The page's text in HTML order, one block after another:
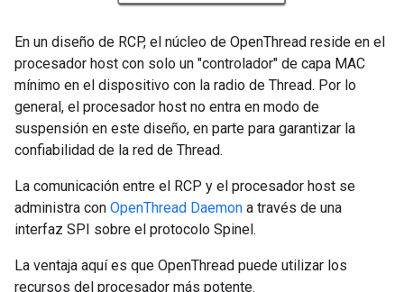
En un diseño de RCP, el núcleo de OpenThread reside en el
procesador host con solo un "controlador" de capa MAC
mínimo en el dispositivo con la radio de Thread. Por lo
general, el procesador host no entra en modo de
suspensión en este diseño, en parte para garantizar la
confiabilidad de la red de Thread.
La comunicación entre el RCP y el procesador host se
administra con OpenThread Daemon a través de una
interfaz SPI sobre el protocolo Spinel.
La ventaja aquí es que OpenThread puede utilizar los
recursos del procesador más potente.